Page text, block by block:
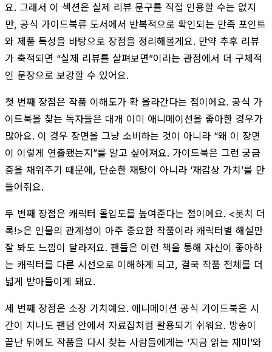
요. 그래서 이 섹션은 실제 리뷰 문구를 직접 인용할 수는 없지
만, 공식 가이드북류 도서에서 반복적으로 확인되는 만족 포인트
와 제품 특성을 바탕으로 장점을 정리해볼게요. 만약 추후 리뷰
가 축적되면 “실제 리뷰를 살펴보면”이라는 관점에서 더 구체적
인 문장으로 보강할 수 있어요.
첫 번째 장점은 작품 이해도가 확 올라간다는 점이에요. 공식 가
이드북을 찾는 독자들은 대개 이미 애니메이션을 좋아한 경우가
많아요. 이 경우 장면을 그냥 소비하는 것이 아니라 “왜 이 장면
이 이렇게 연출됐는지”를 알고 싶어져요. 가이드북은 그런 궁금
증을 채워주기 때문에, 단순한 재탕이 아니라 ‘재감상 가치’를 만
들어줘요.
두 번째 장점은 캐릭터 몰입도를 높여준다는 점이에요. <봇치 더
록!>은 인물의 관계성이 아주 중요한 작품이라 캐릭터별 해설만
잘 봐도 느낌이 달라져요. 팬들은 이런 책을 통해 자신이 좋아하
는 캐릭터를 다른 시선으로 이해하게 되고, 결국 작품 전체를 더
넓게 받아들이게 돼요.
세 번째 장점은 소장 가치예요. 애니메이션 공식 가이드북은 시
간이 지나도 팬덤 안에서 자료집처럼 활용되기 쉬워요. 방송이
끝난 뒤에도 작품을 다시 찾는 사람들에게는 ‘지금 읽는 재미’와